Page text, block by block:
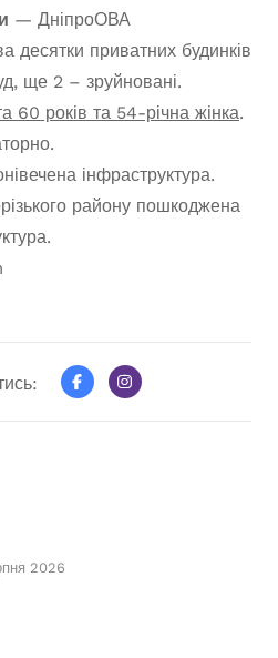
— ДніпроОВА
десятки приватних будинків
ще 2 – зруйновані.
60 років та 54-річна жінка.
інфраструктура.
району пошкоджена
2026